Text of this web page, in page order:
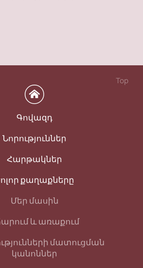
Top
Գովազդ
Նորություններ
Հարթակներ
քաղաքները
Մեր մասին
և առաքում
մատուցման
կանոններ